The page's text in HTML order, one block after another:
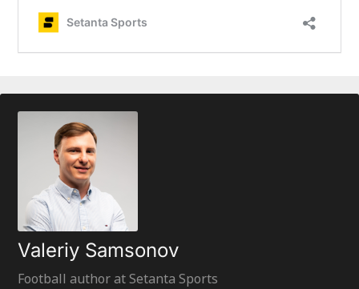
Valeriy Samsonov
Football author at Setanta Sports